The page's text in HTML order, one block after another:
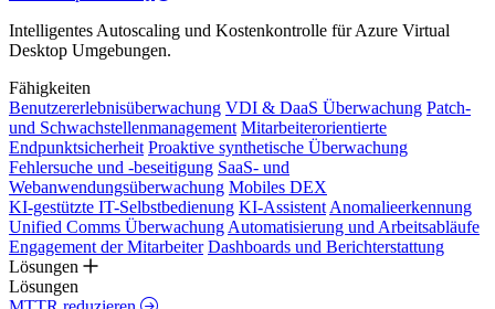
Intelligentes Autoscaling und Kostenkontrolle für Azure Virtual
Desktop Umgebungen.
Fähigkeiten
Benutzererlebnisüberwachung VDI & DaaS Überwachung Patch-
und Schwachstellenmanagement Mitarbeiterorientierte
Endpunktsicherheit Proaktive synthetische Überwachung
Fehlersuche und -beseitigung SaaS- und
Webanwendungsüberwachung Mobiles DEX
KI-gestützte IT-Selbstbedienung KI-Assistent Anomalieerkennung
Unified Comms Überwachung Automatisierung und Arbeitsabläufe
Engagement der Mitarbeiter Dashboards und Berichterstattung
Lösungen
Lösungen